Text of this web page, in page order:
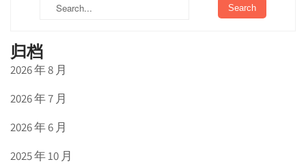
归档
2026 年 8 月
2026 年 7 月
2026 年 6 月
2025 年 10 月